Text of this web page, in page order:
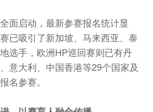
面启动，最新参赛报名统计显
已吸引了新加坡、马来西亚、泰
选手，欧洲HP巡回赛则已有丹
意大利、中国香港等29个国家及
名参赛。